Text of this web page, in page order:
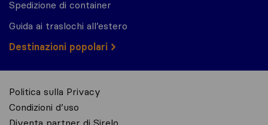
Spedizione di container
Guida ai traslochi all’estero
Destinazioni popolari
Politica sulla Privacy
Condizioni d’uso